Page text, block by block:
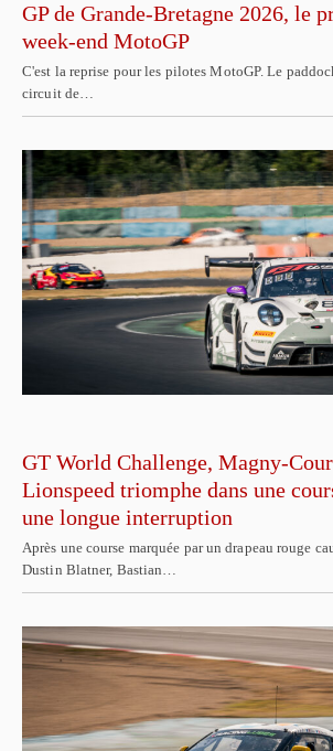
GP de Grande-Bretagne 2026, le
week-end MotoGP
C'est la reprise pour les pilotes MotoGP. Le
circuit de…
GT World Challenge, Magny-
Lionspeed triomphe dans une
une longue interruption
Après une course marquée par un drapeau rouge
Dustin Blatner, Bastian…